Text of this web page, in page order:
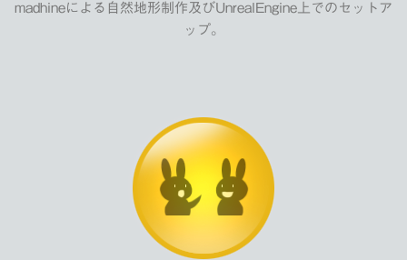
madhineによる自然地形制作及びUnrealEngine上でのセットア
ップ。